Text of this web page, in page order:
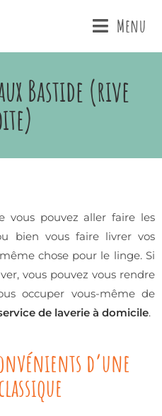
Menu
Bastide (rive
vous pouvez aller faire les
bien vous faire livrer vos
chose pour le linge. Si
vous pouvez vous rendre
occuper vous-même de
de laverie à domicile.
d’une